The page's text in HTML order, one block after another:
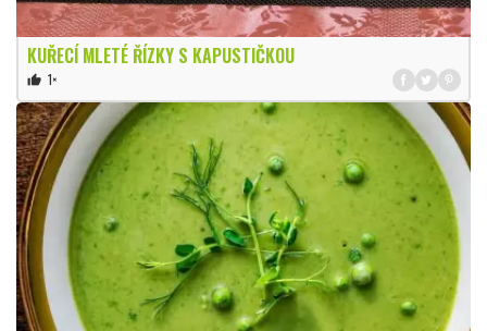
KUŘECÍ MLETÉ ŘÍZKY S KAPUSTIČKOU
thumb_up 1×